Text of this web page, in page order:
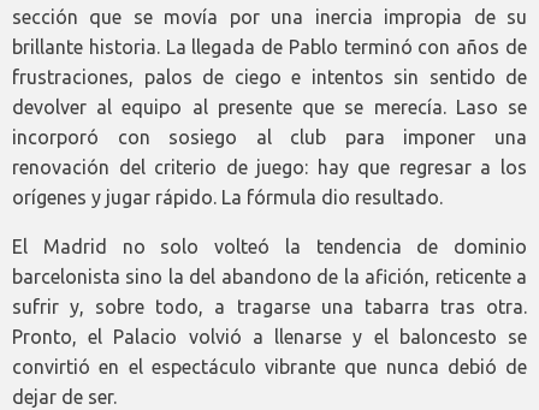
sección que se movía por una inercia impropia de su
brillante historia. La llegada de Pablo terminó con años de
frustraciones, palos de ciego e intentos sin sentido de
devolver al equipo al presente que se merecía. Laso se
incorporó con sosiego al club para imponer una
renovación del criterio de juego: hay que regresar a los
orígenes y jugar rápido. La fórmula dio resultado.
El Madrid no solo volteó la tendencia de dominio
barcelonista sino la del abandono de la afición, reticente a
sufrir y, sobre todo, a tragarse una tabarra tras otra.
Pronto, el Palacio volvió a llenarse y el baloncesto se
convirtió en el espectáculo vibrante que nunca debió de
dejar de ser.